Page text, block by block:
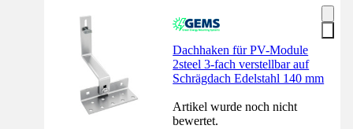
Dachhaken für PV-Module
2steel 3-fach verstellbar auf
Schrägdach Edelstahl 140 mm
Artikel wurde noch nicht
bewertet.